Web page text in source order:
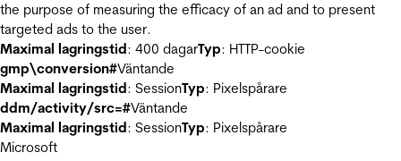
the purpose of measuring the efficacy of an ad and to present
targeted ads to the user.
Maximal lagringstid: 400 dagarTyp: HTTP-cookie
gmp\conversion#Väntande
Maximal lagringstid: SessionTyp: Pixelspårare
ddm/activity/src=#Väntande
Maximal lagringstid: SessionTyp: Pixelspårare
Microsoft